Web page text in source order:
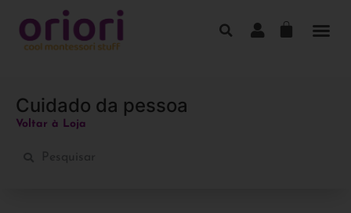
Cuidado da pessoa
Voltar à Loja